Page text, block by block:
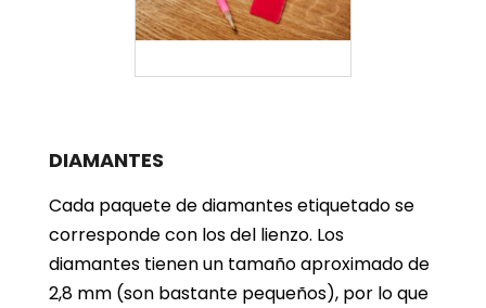
DIAMANTES
Cada paquete de diamantes etiquetado se
corresponde con los del lienzo. Los
diamantes tienen un tamaño aproximado de
2,8 mm (son bastante pequeños), por lo que